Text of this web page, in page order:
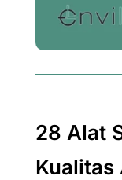
28 Alat
Kualitas